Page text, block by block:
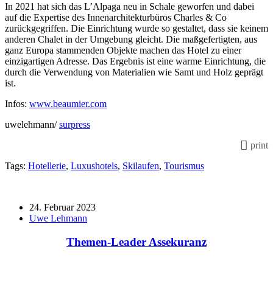
In 2021 hat sich das L’Alpaga neu in Schale geworfen und dabei
auf die Expertise des Innenarchitekturbüros Charles & Co
zurückgegriffen. Die Einrichtung wurde so gestaltet, dass sie keinem
anderen Chalet in der Umgebung gleicht. Die maßgefertigten, aus
ganz Europa stammenden Objekte machen das Hotel zu einer
einzigartigen Adresse. Das Ergebnis ist eine warme Einrichtung, die
durch die Verwendung von Materialien wie Samt und Holz geprägt
ist.
Infos: www.beaumier.com
uwelehmann/surpress
print
Tags: Hotellerie, Luxushotels, Skilaufen, Tourismus
24. Februar 2023
Uwe Lehmann
Themen-Leader Assekuranz